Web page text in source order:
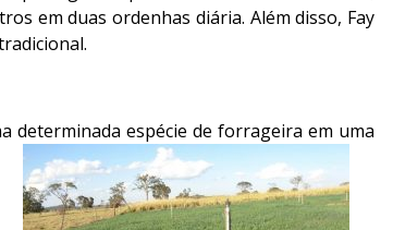
em duas ordenhas diária. Além disso, Fay
determinada espécie de forrageira em uma